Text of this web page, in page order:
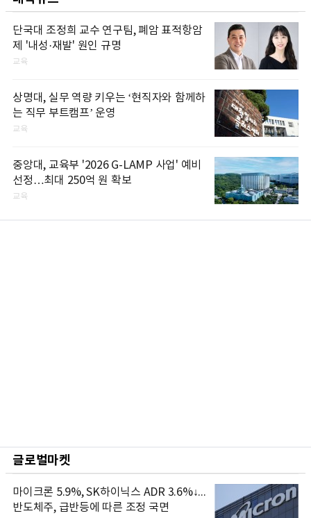
단국대 조정희 교수 연구팀, 폐암 표적항암
제 '내성·재발' 원인 규명
교육
상명대, 실무 역량 키우는 ‘현직자와 함께하
는 직무 부트캠프’ 운영
교육
중앙대, 교육부 '2026 G-LAMP 사업' 예비
선정…최대 250억 원 확보
교육
글로벌마켓
마이크론 5.9%, SK하이닉스 ADR 3.6%↓...
반도체주, 급반등에 따른 조정 국면